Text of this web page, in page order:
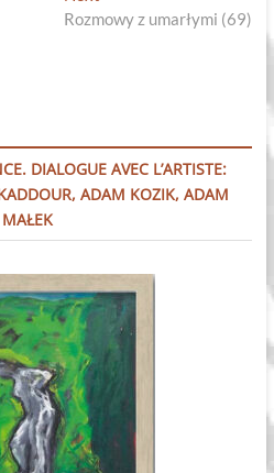
post:
Rozmowy z umarłymi (69)
DIALOGUE AVEC L’ARTISTE:
ADAM KOZIK, ADAM
MAŁEK